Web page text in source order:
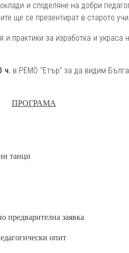
и споделяне на добри
ще се презентират в старото
и практики за изработка и
ч. в РЕМО "Етър" за да видим
ПРОГРАМА
танци
предварителна заявка
опит